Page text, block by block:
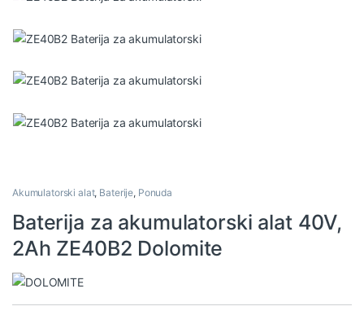
Akumulatorski alat, Baterije, Ponuda
Baterija za akumulatorski alat 40V,
2Ah ZE40B2 Dolomite